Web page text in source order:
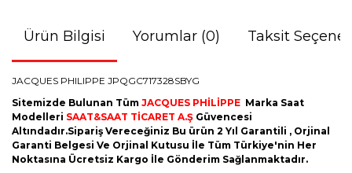
Ürün Bilgisi Yorumlar (0) Taksit
JACQUES PHILIPPE JPQGC717328SBYG
Sitemizde Bulunan Tüm JACQUES PHİLİPPE Marka Saat
Modelleri SAAT&SAAT TİCARET A.Ş Güvencesi
Altındadır.Sipariş Vereceğiniz Bu ürün 2 Yıl Garantili , Orjinal
Garanti Belgesi Ve Orjinal Kutusu İle Tüm Türkiye'nin Her
Noktasına Ücretsiz Kargo İle Gönderim Sağlanmaktadır.